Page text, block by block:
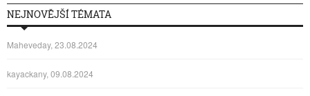
NEJNOVĚJŠÍ TÉMATA
Maheveday, 23.08.2024
kayackany, 09.08.2024